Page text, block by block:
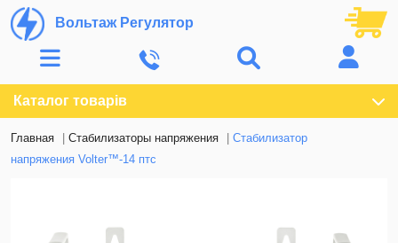
Вольтаж Регулятор
Каталог товарів
Главная Стабилизаторы напряжения
Стабилизатор
напряжения Volter™-14 птс